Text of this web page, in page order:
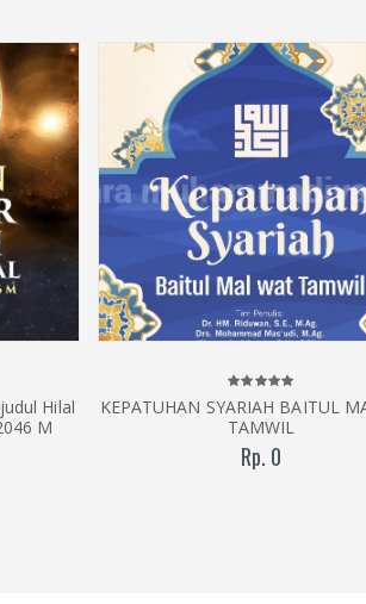
Hilal
M
KEPATUHAN SYARIAH BAITUL
TAMWIL
Rp. 0